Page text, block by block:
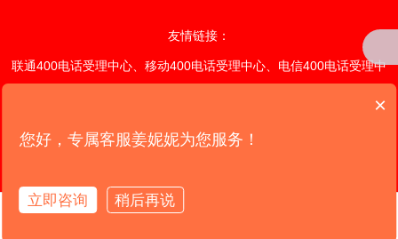
* 电话
客户案例
友情链接：
联通400电话受理中心 移动400电话受理中心 电信400电话受理中
版权所有: 山东新轨道信息科技有限公司 电信业务营业许可证: B2-20191965 备案
号:鲁ICP备16006621号-4 高新技术企业证书
×
您好，专属客服姜妮妮为您服务！
立即咨询
稍后再说
拨打电话